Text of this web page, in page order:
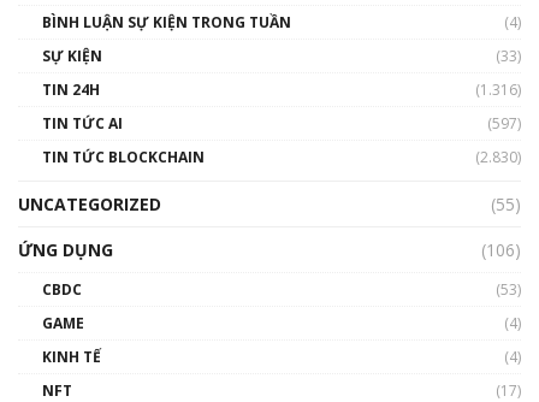
BÌNH LUẬN SỰ KIỆN TRONG TUẦN
(4)
SỰ KIỆN
(33)
TIN 24H
(1.316)
TIN TỨC AI
(597)
TIN TỨC BLOCKCHAIN
(2.830)
UNCATEGORIZED
(55)
ỨNG DỤNG
(106)
CBDC
(53)
GAME
(4)
KINH TẾ
(4)
NFT
(17)